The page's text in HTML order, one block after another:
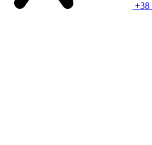
+38